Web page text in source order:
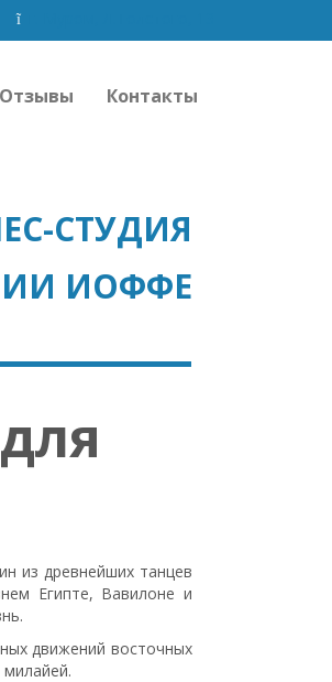
Отзывы Контакты
СТУДИЯ
ИОФФЕ
из древнейших танцев
Египте, Вавилоне и
движений восточных